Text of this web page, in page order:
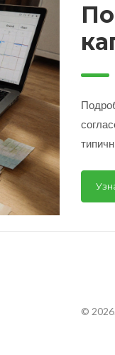
©